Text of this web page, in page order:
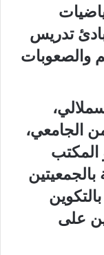
تدريس
والصعوبات
الجامعي،
على